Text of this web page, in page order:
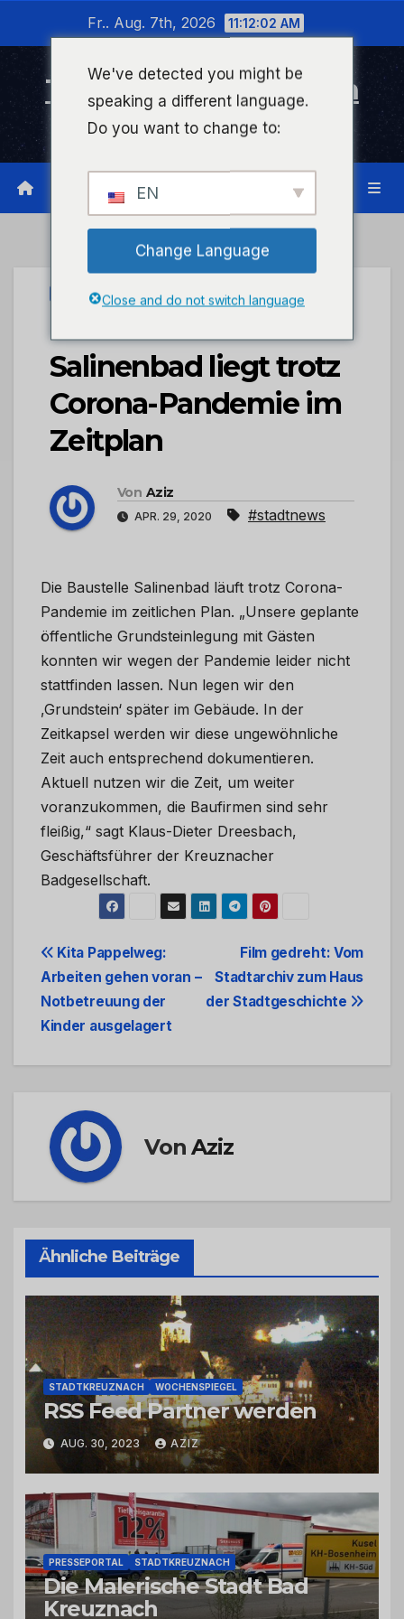
wechseln
Fr.. Aug. 7th, 2026 11:12:03 AM
Timeline Bad Kreuznach
Infonetzwerk für Bad Kreuznach
STADTKREUZNACH
Die Baustelle
Salinenbad liegt trotz
Corona-Pandemie im
Zeitplan
Von Aziz
APR. 29, 2020 #stadtnews
Die Baustelle Salinenbad läuft trotz Corona-
Pandemie im zeitlichen Plan. „Unsere geplante
öffentliche Grundsteinlegung mit Gästen
konnten wir wegen der Pandemie leider nicht
stattfinden lassen. Nun legen wir den
,Grundstein‘ später im Gebäude. In der
Zeitkapsel werden wir diese ungewöhnliche
Zeit auch entsprechend dokumentieren.
Aktuell nutzen wir die Zeit, um weiter
voranzukommen, die Baufirmen sind sehr
fleißig,“ sagt Klaus-Dieter Dreesbach,
Geschäftsführer der Kreuznacher
Badgesellschaft.
Beitrags-
Navigation
Film gedreht: Vom
Stadtarchiv zum Haus
der Stadtgeschichte
Kita Pappelweg:
Arbeiten gehen voran –
Notbetreuung der
Kinder ausgelagert
VonAziz
Ähnliche Beiträge
STADTKREUZNACH WOCHENSPIEGEL
RSS Feed Partner werden
AUG. 30, 2023 AZIZ
PRESSEPORTAL STADTKREUZNACH
Die Malerische Stadt Bad
Kreuznach
We've detected you might be
speaking a different language.
Do you want to change to:
EN
Change Language
Close and do not switch language